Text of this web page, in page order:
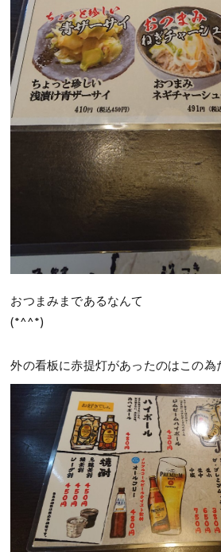
おつまみまであるなんて
(*^^*)
外の看板に赤提灯があったのはこの為